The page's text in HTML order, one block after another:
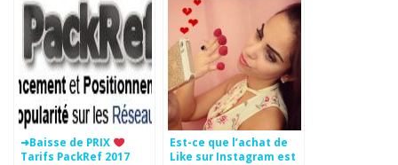
➜Baisse de PRIX
Tarifs PackRef 2017
Est-ce que l’achat de
Like sur Instagram est